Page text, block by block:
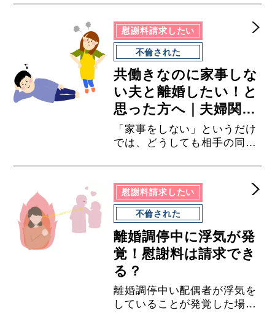
ケーションが減少し、夫婦仲
に亀裂が生じたことをきっか
けとして離婚する夫婦が増え
ているようです。旦那がスマ
ホばかり見て構ってくれない
ことを理由に離婚はできるの
でしょうか？旦那のスマホ依
存を理由に慰謝料請求ができ
るのでしょうか？
慰謝料請求したい
不倫された
共働きなのに家事しな
い夫と離婚したい！と
思った方へ｜夫婦関係
の修復から離婚の方法
まで徹底解説
「家事をしない」というだけ
では、どうしても相手の同意
は難しくなります。このよう
な場合に家事をしない夫と離
婚するためには、その他の家
庭状況や夫婦の関係等につい
ても考慮することが必要不可
欠になってきます。まずは一
度、弁護士にご相談くださ
い。
慰謝料請求したい
不倫された
離婚調停中に浮気が発
覚！慰謝料は請求でき
る？
離婚調停中い配偶者が浮気を
していることが発覚した場合